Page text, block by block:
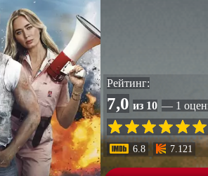
Рейтинг:
7,0 из 10 — 1
6.8 7.121